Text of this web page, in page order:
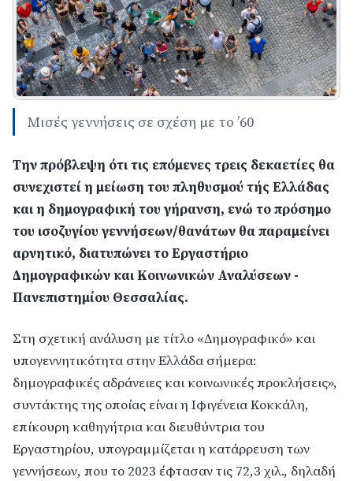
Μισές γεννήσεις σε σχέση με το ’60
Την πρόβλεψη ότι τις επόμενες τρεις δεκαετίες θα
συνεχιστεί η μείωση του πληθυσμού τής Ελλάδας
και η δημογραφική του γήρανση, ενώ το πρόσημο
του ισοζυγίου γεννήσεων/θανάτων θα παραμείνει
αρνητικό, διατυπώνει το Εργαστήριο
Δημογραφικών και Κοινωνικών Αναλύσεων -
Πανεπιστημίου Θεσσαλίας.
Στη σχετική ανάλυση με τίτλο «Δημογραφικό» και
υπογεννητικότητα στην Ελλάδα σήμερα:
δημογραφικές αδράνειες και κοινωνικές προκλήσεις»,
συντάκτης της οποίας είναι η Ιφιγένεια Κοκκάλη,
επίκουρη καθηγήτρια και διευθύντρια του
Εργαστηρίου, υπογραμμίζεται η κατάρρευση των
γεννήσεων, που το 2023 έφτασαν τις 72,3 χιλ., δηλαδή